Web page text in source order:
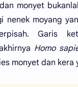
monyet
nenek moyang
Garis
Homo
monyet dan kera